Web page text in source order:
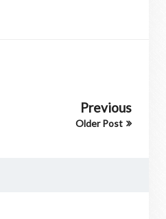
Previous
Older Post